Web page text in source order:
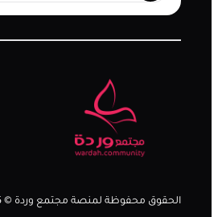
الحقوق محفوظة لمنصة مجتمع وردة © 2025